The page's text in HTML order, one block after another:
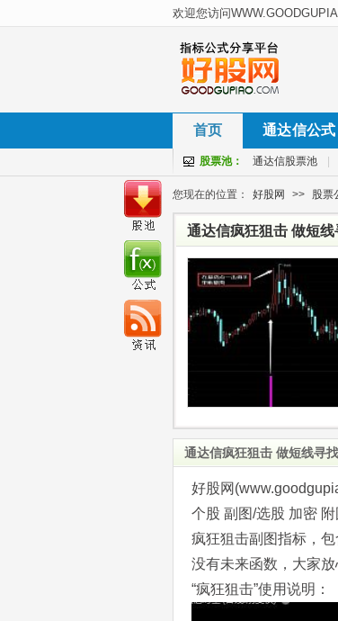
首页 通达信公式
股票池： 通达信股票池
您现在的位置： 好股网 >> 股票
通达信疯狂狙击 做短
通达信疯狂狙击 做短线寻
好股网
个股 副图/选股 加密 附
疯狂狙击副图指标，
没有未来函数，大家
“疯狂狙击”使用说明：